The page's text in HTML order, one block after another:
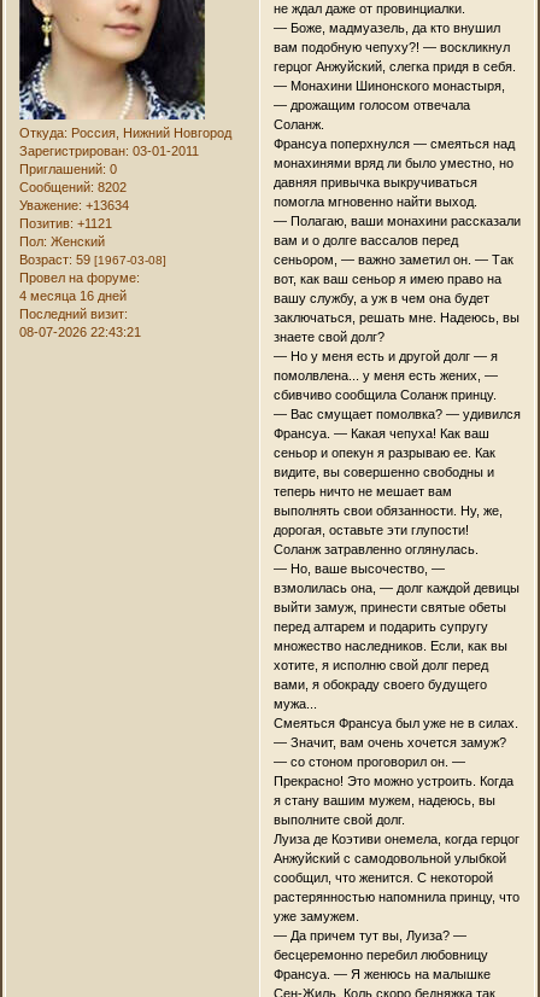
Откуда: Россия, Нижний Новгород
Зарегистрирован: 03-01-2011
Приглашений: 0
Сообщений: 8202
Уважение: +13634
Позитив: +1121
Пол: Женский
Возраст: 59[1967-03-08]
Провел на форуме:
4 месяца 16 дней
Последний визит:
08-07-2026 22:43:21
не ждал даже от провинциалки.
— Боже, мадмуазель, да кто внушил
вам подобную чепуху?! — воскликнул
герцог Анжуйский, слегка придя в себя.
— Монахини Шинонского монастыря,
— дрожащим голосом отвечала
Соланж.
Франсуа поперхнулся — смеяться над
монахинями вряд ли было уместно, но
давняя привычка выкручиваться
помогла мгновенно найти выход.
— Полагаю, ваши монахини рассказали
вам и о долге вассалов перед
сеньором, — важно заметил он. — Так
вот, как ваш сеньор я имею право на
вашу службу, а уж в чем она будет
заключаться, решать мне. Надеюсь, вы
знаете свой долг?
— Но у меня есть и другой долг — я
помолвлена... у меня есть жених, —
сбивчиво сообщила Соланж принцу.
— Вас смущает помолвка? — удивился
Франсуа. — Какая чепуха! Как ваш
сеньор и опекун я разрываю ее. Как
видите, вы совершенно свободны и
теперь ничто не мешает вам
выполнять свои обязанности. Ну, же,
дорогая, оставьте эти глупости!
Соланж затравленно оглянулась.
— Но, ваше высочество, —
взмолилась она, — долг каждой девицы
выйти замуж, принести святые обеты
перед алтарем и подарить супругу
множество наследников. Если, как вы
хотите, я исполню свой долг перед
вами, я обокраду своего будущего
мужа...
Смеяться Франсуа был уже не в силах.
— Значит, вам очень хочется замуж?
— со стоном проговорил он. —
Прекрасно! Это можно устроить. Когда
я стану вашим мужем, надеюсь, вы
выполните свой долг.
Луиза де Коэтиви онемела, когда герцог
Анжуйский с самодовольной улыбкой
сообщил, что женится. С некоторой
растерянностью напомнила принцу, что
уже замужем.
— Да причем тут вы, Луиза? —
бесцеремонно перебил любовницу
Франсуа. — Я женюсь на малышке
Сен-Жиль. Коль скоро бедняжка так